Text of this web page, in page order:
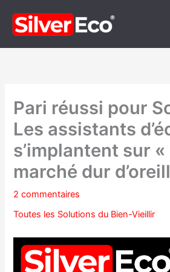
contenu
Pari réussi pour
Les assistants
s’implantent sur «
marché dur
2 commentaires
Toutes les Solutions du Bien-Vieillir